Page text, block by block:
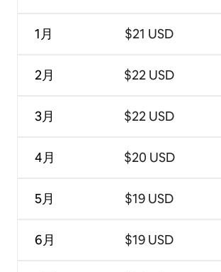
1月
2月
3月
4月
5月
6月
$21 USD
$22 USD
$22 USD
$20 USD
$19 USD
$19 USD